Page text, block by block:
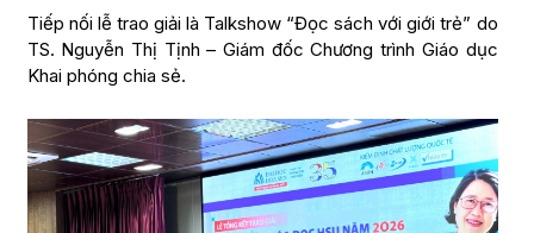
Tiếp nối lễ trao giải là Talkshow “Đọc sách với giới trẻ” do
TS. Nguyễn Thị Tịnh – Giám đốc Chương trình Giáo dục
Khai phóng chia sẻ.